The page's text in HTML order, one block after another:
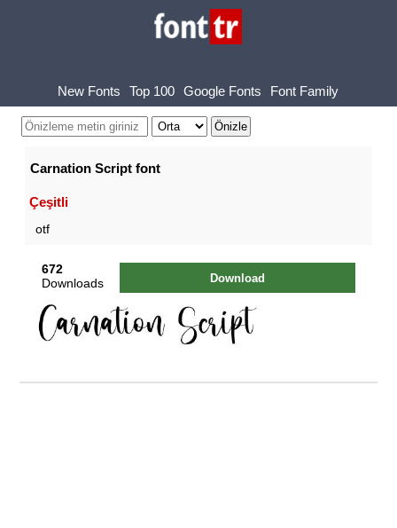
New Fonts Top 100 Google Fonts Font Family
Carnation Script font
Çeşitli
otf
672
Downloads
Download